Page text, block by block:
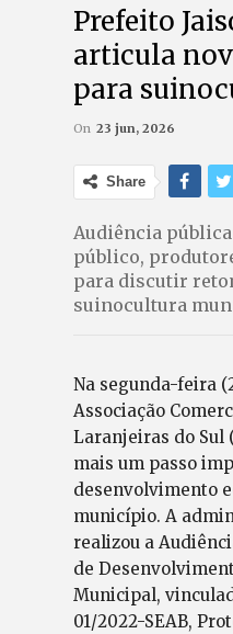
Prefeito
articula
para
On 23 jun, 2026
Share
Audiência
público,
para discutir
suinocultura
Na segunda-feira
Associação
Laranjeiras do Sul
mais um passo
desenvolvimento
município. A
realizou a
de
Municipal,
01/2022-SEAB,